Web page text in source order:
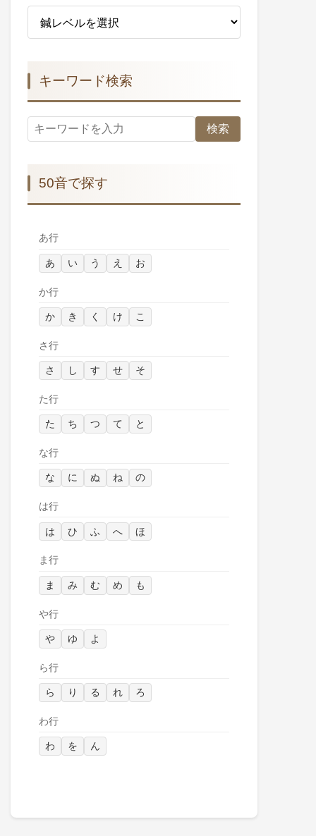
キーワード検索
検索
50音で探す
あ行
あ い う え お
か行
か き く け こ
さ行
さ し す せ そ
た行
た ち つ て と
な行
な に ぬ ね の
は行
は ひ ふ へ ほ
ま行
ま み む め も
や行
や ゆ よ
ら行
ら り る れ ろ
わ行
わ を ん